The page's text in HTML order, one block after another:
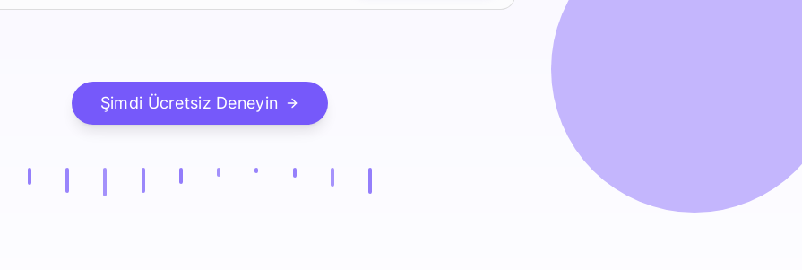
Şimdi Ücretsiz Deneyin